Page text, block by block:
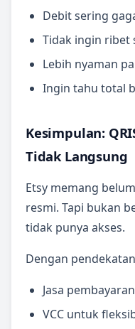
Debit sering
Tidak ingin ribet
Lebih nyaman
Ingin tahu total
Kesimpulan:
Tidak Langsung
Etsy memang
resmi. Tapi bukan
tidak punya akses.
Dengan
Jasa
VCC untuk